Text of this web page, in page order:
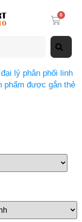
0
lý phân phối linh
phẩm được gắn thẻ